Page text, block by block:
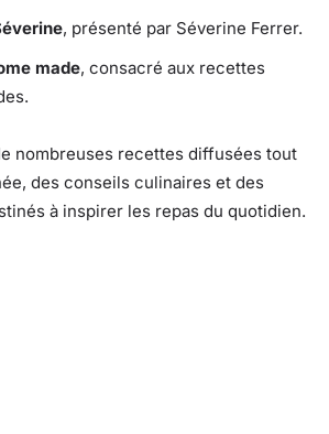
, présenté par Séverine Ferrer.
made, consacré aux recettes
nombreuses recettes diffusées tout
des conseils culinaires et des
à inspirer les repas du quotidien.